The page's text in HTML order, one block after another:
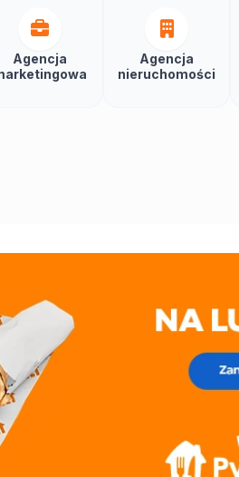
Agencja
Agencja
nieruchomości